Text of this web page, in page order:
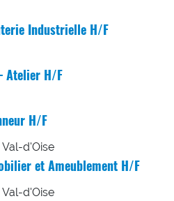
Industrielle H/F
Atelier H/F
H/F
Val-d'Oise
et Ameublement H/F
Val-d'Oise